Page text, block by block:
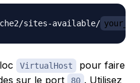
sites-available/
VirtualHost
pour faire
sur le port
80 . Utilisez